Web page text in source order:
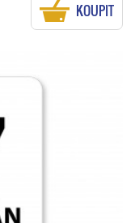
KOUPIT